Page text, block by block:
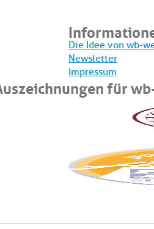
Die Idee von wb-
Newsletter
Impressum
für